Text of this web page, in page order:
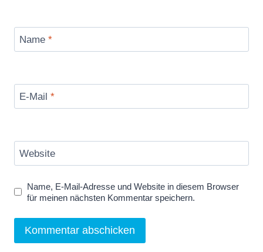
Name *
E-Mail *
Website
Name, E-Mail-Adresse und Website in diesem Browser
für meinen nächsten Kommentar speichern.